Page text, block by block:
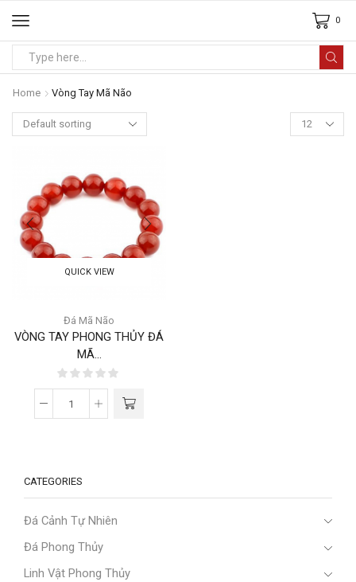
0
Home Vòng Tay Mã Não
QUICK VIEW
Đá Mã Não
VÒNG TAY PHONG THỦY ĐÁ
MÃ...
CATEGORIES
Đá Cảnh Tự Nhiên
Đá Phong Thủy
Linh Vật Phong Thủy